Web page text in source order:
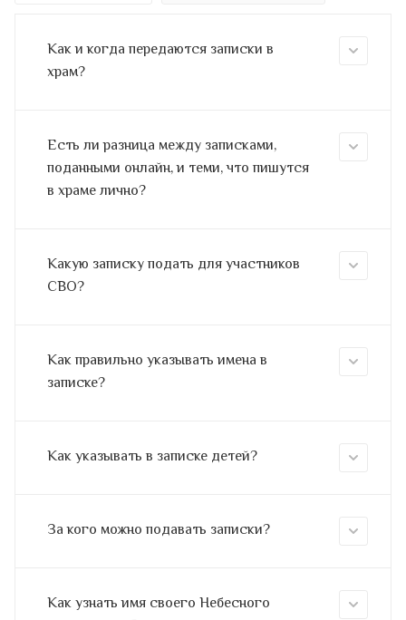
Как и когда передаются записки в
храм?
Есть ли разница между записками,
поданными онлайн, и теми, что пишутся
в храме лично?
Какую записку подать для участников
СВО?
Как правильно указывать имена в
записке?
Как указывать в записке детей?
За кого можно подавать записки?
Как узнать имя своего Небесного